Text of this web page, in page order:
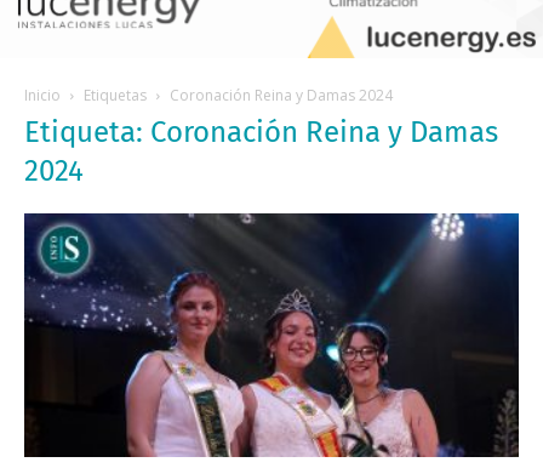
Inicio Etiquetas Coronación Reina y Damas 2024
Etiqueta: Coronación Reina y Damas
2024